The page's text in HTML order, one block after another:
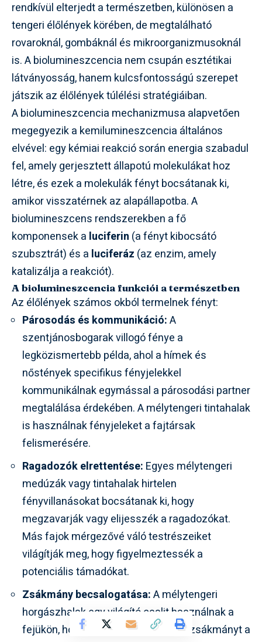
rendkívül elterjedt a természetben, különösen a
tengeri élőlények körében, de megtalálható
rovaroknál, gombáknál és mikroorganizmusoknál
is. A biolumineszcencia nem csupán esztétikai
látványosság, hanem kulcsfontosságú szerepet
játszik az élőlények túlélési stratégiáiban.
A biolumineszcencia mechanizmusa alapvetően
megegyezik a kemilumineszcencia általános
elvével: egy kémiai reakció során energia szabadul
fel, amely gerjesztett állapotú molekulákat hoz
létre, és ezek a molekulák fényt bocsátanak ki,
amikor visszatérnek az alapállapotba. A
biolumineszcens rendszerekben a fő
komponensek a luciferin (a fényt kibocsátó
szubsztrát) és a luciferáz (az enzim, amely
katalizálja a reakciót).
A biolumineszcencia funkciói a természetben
Az élőlények számos okból termelnek fényt:
Párosodás és kommunikáció:A
szentjánosbogarak villogó fénye a
legközismertebb példa, ahol a hímek és
nőstények specifikus fényjelekkel
kommunikálnak egymással a párosodási partner
megtalálása érdekében. A mélytengeri tintahalak
is használnak fényjeleket a fajtársak
felismerésére.
Ragadozók elrettentése: Egyes mélytengeri
medúzák vagy tintahalak hirtelen
fényvillanásokat bocsátanak ki, hogy
megzavarják vagy elijesszék a ragadozókat.
Más fajok mérgezővé váló testrészeiket
világítják meg, hogy figyelmeztessék a
potenciális támadókat.
Zsákmány becsalogatása:A mélytengeri
horgászhalak egy világító csalit használnak a
fejükön, hogy magukhoz vonzzák a zsákmányt a